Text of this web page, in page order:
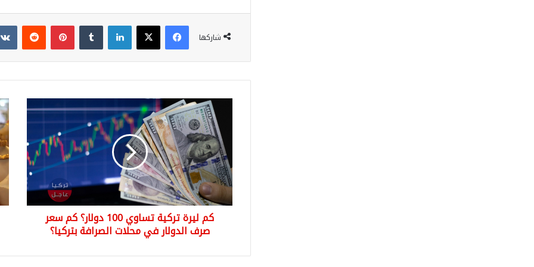
شاركها
فيسبوك‫X لينكدإن بينتيريست
تركية
تساوي
100
دولار؟
كم
سعر
صرف
الدولار
الصرافة
كم ليرة تركية تساوي 100 دولار؟ كم سعر
صرف الدولار في محلات الصرافة بتركيا؟
22